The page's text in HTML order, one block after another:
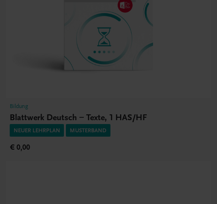
Bildung
Blattwerk Deutsch – Texte, 1 HAS/HF
NEUER LEHRPLAN MUSTERBAND
€ 0,00